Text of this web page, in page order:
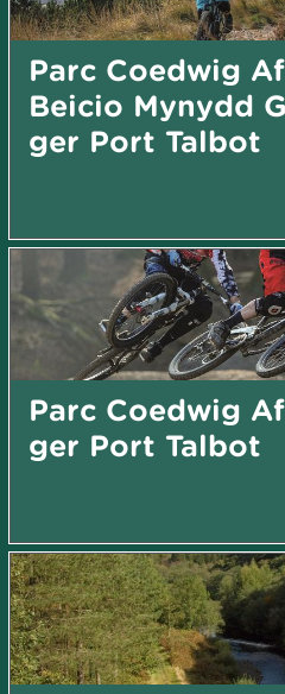
Parc Coedwig
Beicio Mynydd
ger Port Talbot
Parc Coedwig
ger Port Talbot